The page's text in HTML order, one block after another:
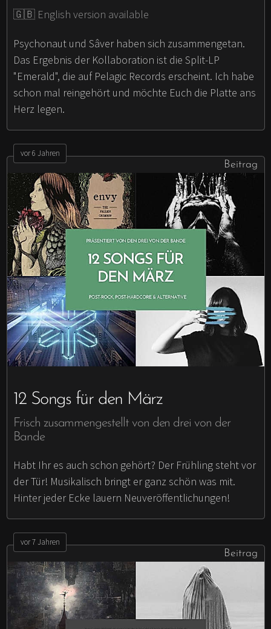
🇬🇧 English version available
Psychonaut und Sâver haben sich zusammengetan.
Das Ergebnis der Kollaboration ist die Split-LP
"Emerald", die auf Pelagic Records erscheint. Ich habe
schon mal reingehört und möchte Euch die Platte ans
Herz legen.
vor 6 Jahren
Beitrag
12 Songs für den März
Frisch zusammengestellt von den drei von der
Bande
Habt Ihr es auch schon gehört? Der Frühling steht vor
der Tür! Musikalisch bringt er ganz schön was mit.
Hinter jeder Ecke lauern Neuveröffentlichungen!
vor 7 Jahren
Beitrag